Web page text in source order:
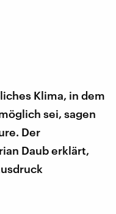
Klima, in dem
sei, sagen
Der
Daub erklärt,